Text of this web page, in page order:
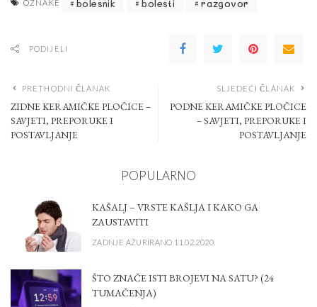
OZNAKE bolesnik bolesti razgovor
PODIJELI
PRETHODNI ČLANAK
ZIDNE KERAMIČKE PLOČICE –
SAVJETI, PREPORUKE I
POSTAVLJANJE
SLJEDEĆI ČLANAK
PODNE KERAMIČKE PLOČICE
– SAVJETI, PREPORUKE I
POSTAVLJANJE
POPULARNO
KAŠALJ – VRSTE KAŠLJA I KAKO GA
ZAUSTAVITI
ZADNJE AŽURIRANO 11.02.2020.
ŠTO ZNAČE ISTI BROJEVI NA SATU? (24
TUMAČENJA)